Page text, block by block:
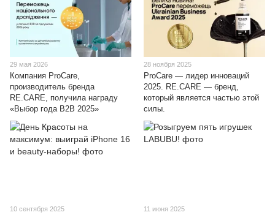
29 мая 2026
Компания ProCare,
производитель бренда
RE.CARE, получила награду
«Выбор года B2B 2025»
28 ноября 2025
ProCare — лидер инноваций
2025. RE.CARE — бренд,
который является частью этой
силы.
10 сентября 2025 11 июня 2025